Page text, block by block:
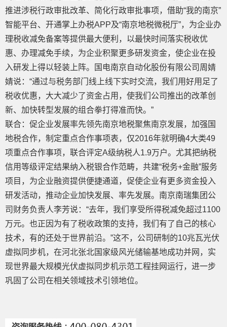
推进涉税行政审批改革、简化行政审批事项，借助“我的南京”
智能平台、开通掌上办税APP及“南京地税微税厅”，为企业办
理税收减免备案等提供最大便利，以最快时间落实税收优
惠、办理减免手续，为企业积聚更多研发资金，使企业在投
入研发上得以轻装上阵。国电南京自动化股份有限公司周婧
婧说：“通过与税务部门线上线下实时交流，我们用好用足了
税收优惠，大大减少了资金占用，使我们公司推出的改革创
新、加快转型发展的组合拳打得准而快。”
联合：促企业发展率先领先南京地税聚焦南京发展，加强国
地税合作，制定重点合作事项表，仅2016年就明确4大类49
项重点合作事项，联合评定A级纳税人1.9万户。尤其把纳税
信用等级评定结果纳入税银合作范畴，共建“税务+金融”服务
项目，为企业融资提供便捷通道，促使企业有更多资金投入
研发活动，推动企业加快发展、率先发展。南京南瑞集团公
司财务负责人李芳说：“去年，我们享受所得税减免超过1100
万元。也正因为有了税收政策的支持，我们有了自己的核心
技术，有的还处于世界前沿。”这不，公司研制的10兆瓦光伏
虚拟同步机，在河北张北国家级风光储输基地成功并网，实
现世界最大规模光伏虚拟同步机示范工程挂网运行，进一步
巩固了公司在相关领域技术引领地位。